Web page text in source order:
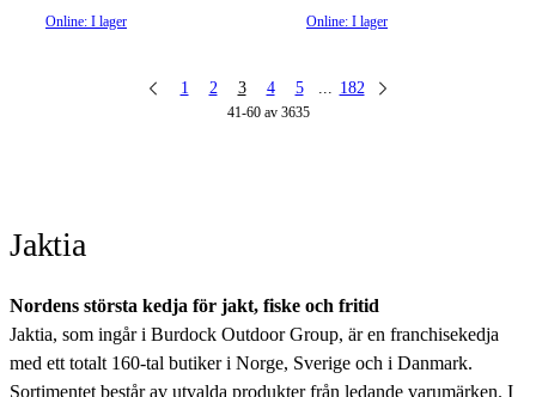
Online: I lager Online: I lager
1 2 3 4 5 182
41-60 av 3635
Jaktia
Nordens största kedja för jakt, fiske och fritid
Jaktia, som ingår i Burdock Outdoor Group, är en franchisekedja
med ett totalt 160-tal butiker i Norge, Sverige och i Danmark.
Sortimentet består av utvalda produkter från ledande varumärken. I